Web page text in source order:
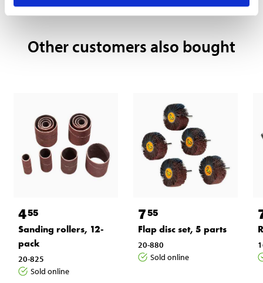
Other customers also bought
455
Sanding rollers, 12-
pack
20-825
Sold online
755
Flap disc set, 5 parts
20-880
Sold online